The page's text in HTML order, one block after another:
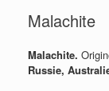
Malachite
Malachite.
Russie,